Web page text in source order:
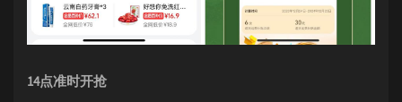
14点准时开抢